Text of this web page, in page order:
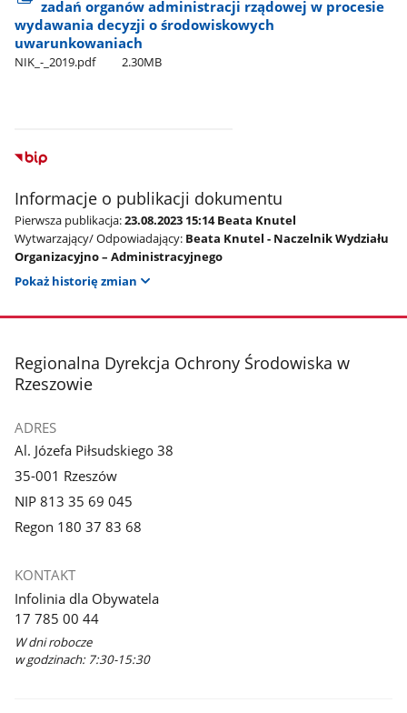
zadań organów administracji rządowej w procesie
wydawania decyzji o środowiskowych
uwarunkowaniach
NIK​_-​_2019.pdf 2.30MB
Informacje o publikacji dokumentu
Pierwsza publikacja:23.08.2023 15:14 Beata Knutel
Wytwarzający/ Odpowiadający: Beata Knutel - Naczelnik Wydziału
Organizacyjno – Administracyjnego
Pokaż historię zmian
stopka
Regionalna Dyrekcja Ochrony Środowiska w
Rzeszowie
ADRES
Al. Józefa Piłsudskiego 38
35-001 Rzeszów
NIP 813 35 69 045
Regon 180 37 83 68
KONTAKT
Infolinia dla Obywatela
17 785 00 44
W dni robocze
w godzinach: 7:30-15:30